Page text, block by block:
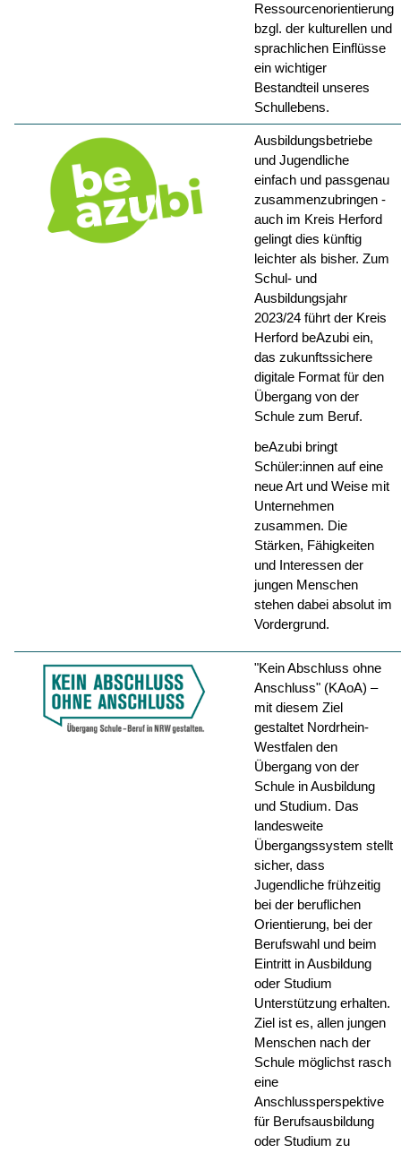
Ressourcenorientierung
bzgl. der kulturellen und
sprachlichen Einflüsse
ein wichtiger
Bestandteil unseres
Schullebens.
Ausbildungsbetriebe
und Jugendliche
einfach und passgenau
zusammenzubringen -
auch im Kreis Herford
gelingt dies künftig
leichter als bisher. Zum
Schul- und
Ausbildungsjahr
2023/24 führt der Kreis
Herford beAzubi ein,
das zukunftssichere
digitale Format für den
Übergang von der
Schule zum Beruf.
beAzubi bringt
Schüler:innen auf eine
neue Art und Weise mit
Unternehmen
zusammen. Die
Stärken, Fähigkeiten
und Interessen der
jungen Menschen
stehen dabei absolut im
Vordergrund.
"Kein Abschluss ohne
Anschluss" (KAoA) –
mit diesem Ziel
gestaltet Nordrhein-
Westfalen den
Übergang von der
Schule in Ausbildung
und Studium. Das
landesweite
Übergangssystem stellt
sicher, dass
Jugendliche frühzeitig
bei der beruflichen
Orientierung, bei der
Berufswahl und beim
Eintritt in Ausbildung
oder Studium
Unterstützung erhalten.
Ziel ist es, allen jungen
Menschen nach der
Schule möglichst rasch
eine
Anschlussperspektive
für Berufsausbildung
oder Studium zu